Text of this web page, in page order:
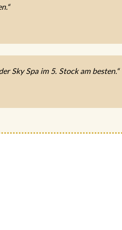
Sky Spa im 5. Stock am besten.“